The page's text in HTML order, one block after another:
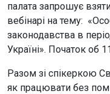
палата запрошує
вебінарі на тему:
законодавства в
Україні». Початок об
Разом зі спікеркою
як працювати без